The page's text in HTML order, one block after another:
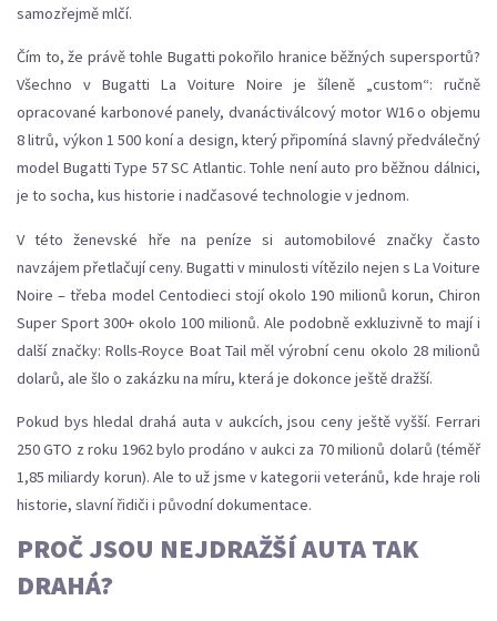
samozřejmě mlčí.
Čím to, že právě tohle Bugatti pokořilo hranice běžných supersportů?
Všechno v Bugatti La Voiture Noire je šíleně „custom“: ručně
opracované karbonové panely, dvanáctiválcový motor W16 o objemu
8 litrů, výkon 1 500 koní a design, který připomíná slavný předválečný
model Bugatti Type 57 SC Atlantic. Tohle není auto pro běžnou dálnici,
je to socha, kus historie i nadčasové technologie v jednom.
V této ženevské hře na peníze si automobilové značky často
navzájem přetlačují ceny. Bugatti v minulosti vítězilo nejen s La Voiture
Noire – třeba model Centodieci stojí okolo 190 milionů korun, Chiron
Super Sport 300+ okolo 100 milionů. Ale podobně exkluzivně to mají i
další značky: Rolls-Royce Boat Tail měl výrobní cenu okolo 28 milionů
dolarů, ale šlo o zakázku na míru, která je dokonce ještě dražší.
Pokud bys hledal drahá auta v aukcích, jsou ceny ještě vyšší. Ferrari
250 GTO z roku 1962 bylo prodáno v aukci za 70 milionů dolarů (téměř
1,85 miliardy korun). Ale to už jsme v kategorii veteránů, kde hraje roli
historie, slavní řidiči i původní dokumentace.
PROČ JSOU NEJDRAŽŠÍ AUTA TAK
DRAHÁ?